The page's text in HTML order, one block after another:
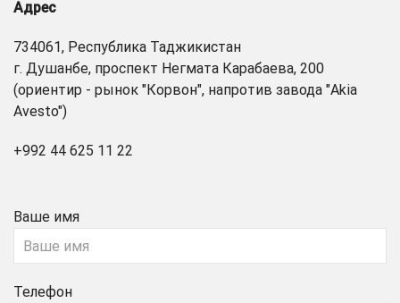
Адрес
734061, Республика Таджикистан
г. Душанбе, проспект Негмата Карабаева, 200
(ориентир - рынок "Корвон", напротив завода "Akia
Avesto")
+992 44 625 11 22
Ваше имя
Телефон